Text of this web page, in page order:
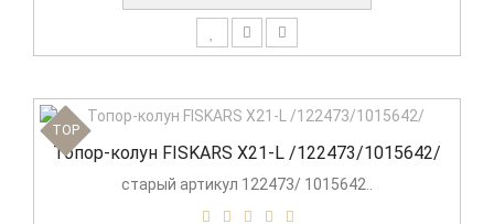
TOP
Топор-колун FISKARS X21-L /122473/1015642/
старый артикул 122473/ 1015642..